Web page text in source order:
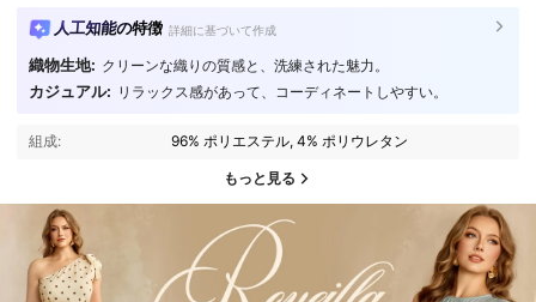
人工知能の特徴 詳細に基づいて作成
織物生地: クリーンな織りの質感と、洗練された魅力。
カジュアル: リラックス感があって、コーディネートしやすい。
組成: 96% ポリエステル, 4% ポリウレタン
もっと見る